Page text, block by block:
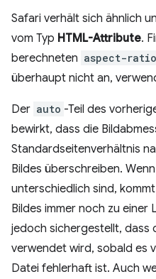
Safari verhält sich ähnlich
vom Typ HTML-Attribute.
berechneten aspect-ratio
überhaupt nicht an,
Der auto -Teil des
bewirkt, dass die
Standardseitenverhältnis
Bildes überschreiben.
unterschiedlich sind,
Bildes immer noch zu einer
jedoch sichergestellt, dass
verwendet wird, sobald es
Datei fehlerhaft ist. Auch